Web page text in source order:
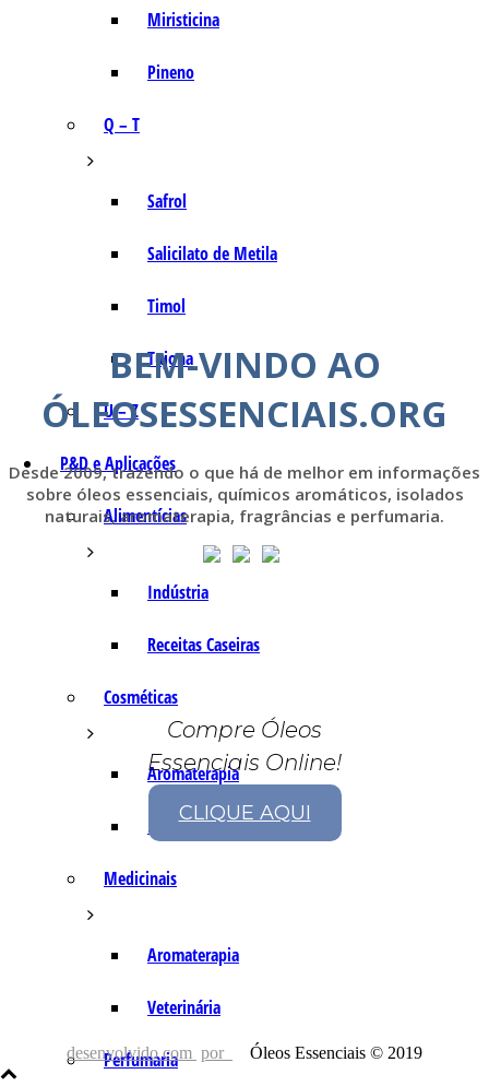
Miristicina
Pineno
Q – T
Safrol
Salicilato de Metila
Timol
Tujona
U – Z
P&D e Aplicações
Alimentícias
Indústria
Receitas Caseiras
Cosméticas
Aromaterapia
Fórmulas Caseiras
Medicinais
Aromaterapia
Veterinária
Perfumaria
BEM-VINDO AO
ÓLEOSESSENCIAIS.ORG
Desde 2009, trazendo o que há de melhor em informações
sobre óleos essenciais, químicos aromáticos, isolados
naturais, aromaterapia, fragrâncias e perfumaria.
Compre Óleos
Essenciais Online!
CLIQUE AQUI
desenvolvido com por Óleos Essenciais © 2019